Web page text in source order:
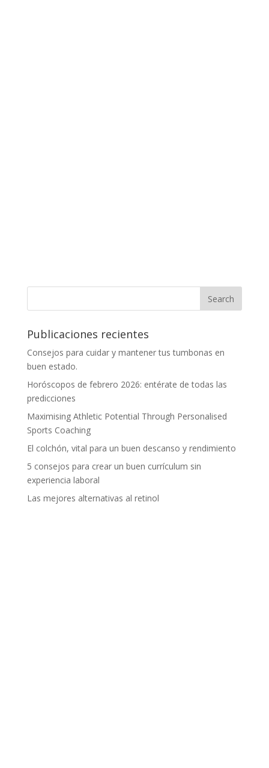
Publicaciones recientes
Consejos para cuidar y mantener tus tumbonas en
buen estado.
Horóscopos de febrero 2026: entérate de todas las
predicciones
Maximising Athletic Potential Through Personalised
Sports Coaching
El colchón, vital para un buen descanso y rendimiento
5 consejos para crear un buen currículum sin
experiencia laboral
Las mejores alternativas al retinol